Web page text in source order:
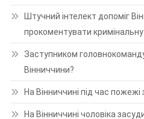
Штучний інтелект допоміг
прокоментувати кримінальну
Заступником
Вінниччини?
На Вінниччині під час
На Вінниччині чоловіка